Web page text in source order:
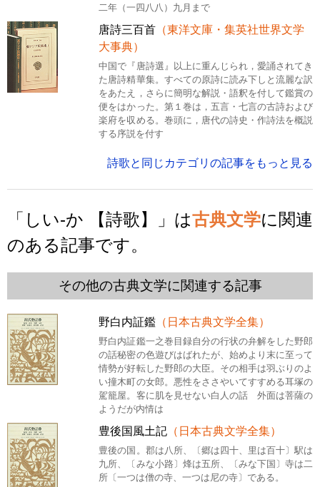
二年（一四八八）九月まで
唐詩三百首 （東洋文庫・集英社世界文学
大事典）
中国で『唐詩選』以上に重んじられ，愛誦されてき
た唐詩精華集。すべての原詩に読み下しと流麗な訳
をあたえ，さらに簡明な解説・語釈を付して鑑賞の
便をはかった。第１巻は，五言・七言の古詩および
楽府を収める。巻頭に，唐代の詩史・作詩法を概説
する序説を付す
詩歌と同じカテゴリの記事をもっと見る
「しい‐か 【詩歌】」は古典文学に関連
のある記事です。
その他の古典文学に関連する記事
野白内証鑑 （日本古典文学全集）
野白内証鑑一之巻目録自分の行状の弁解をした野郎
の話秘密の色遊びはばれたが、始めより末に至って
情勢が好転した野郎の大臣。その相手は羽ぶりのよ
い撞木町の女郎。悪性をささやいてすすめる耳塚の
駕籠屋。客に肌を見せない白人の話 外面は菩薩の
ようだが内情は
豊後国風土記 （日本古典文学全集）
豊後の国。郡は八所、〔郷は四十、里は百十〕駅は
九所、〔みな小路〕烽は五所、〔みな下国〕寺は二
所〔一つは僧の寺、一つは尼の寺〕である。